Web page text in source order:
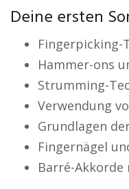
Deine ersten
Fingerpicking-
Hammer-ons
Strumming-
Verwendung
Grundlagen
Fingernägel
Barré-Akkorde